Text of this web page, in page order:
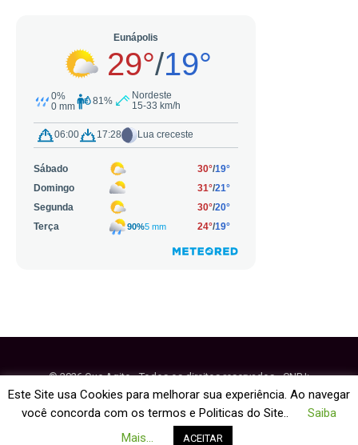
© 2026 Que Agito - Todos os direitos reservados - CNPJ:
64.884.270/0001-95
Política de Cookies
Este Site usa Cookies para melhorar sua experiência. Ao navegar
você concorda com os termos e Politicas do Site..
Saiba
Mais...
ACEITAR